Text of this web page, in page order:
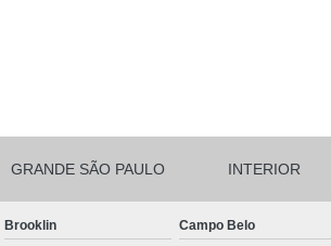
Crachá
Crachá
GRANDE SÃO PAULO INTERIOR
Brooklin Campo Belo